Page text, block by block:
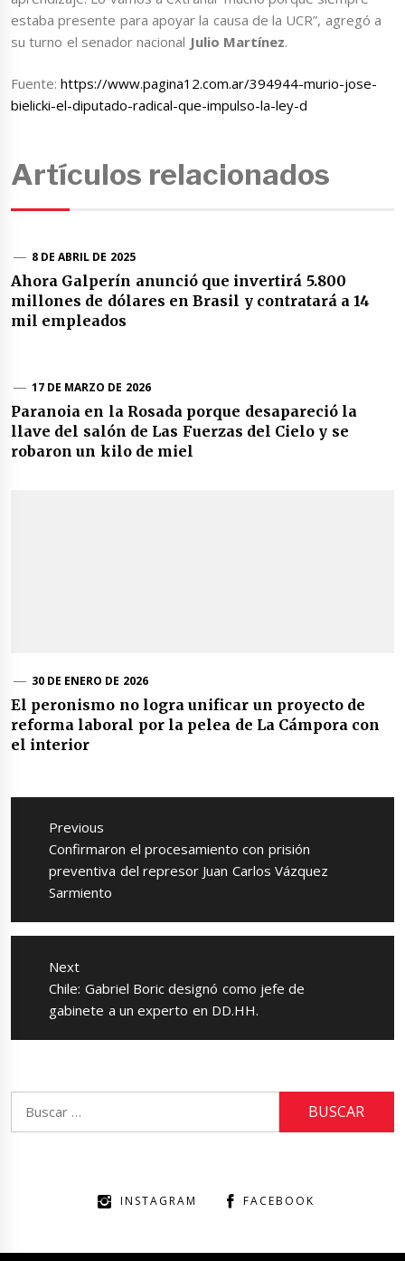
estaba presente para apoyar la causa de la UCR”, agregó a
su turno el senador nacional Julio Martínez.
Fuente:https://www.pagina12.com.ar/394944-murio-jose-
bielicki-el-diputado-radical-que-impulso-la-ley-d
Artículos relacionados
8 DE ABRIL DE 2025
Ahora Galperín anunció que invertirá 5.800
millones de dólares en Brasil y contratará a 14
mil empleados
17 DE MARZO DE 2026
Paranoia en la Rosada porque desapareció la
llave del salón de Las Fuerzas del Cielo y se
robaron un kilo de miel
30 DE ENERO DE 2026
El peronismo no logra unificar un proyecto de
reforma laboral por la pelea de La Cámpora con
el interior
Navegación
entradas
Previous
Previous
post:
Confirmaron el procesamiento con prisión
preventiva del represor Juan Carlos Vázquez
Sarmiento
Next
Next
post:
Chile: Gabriel Boric designó como jefe de
gabinete a un experto en DD.HH.
INSTAGRAM FACEBOOK